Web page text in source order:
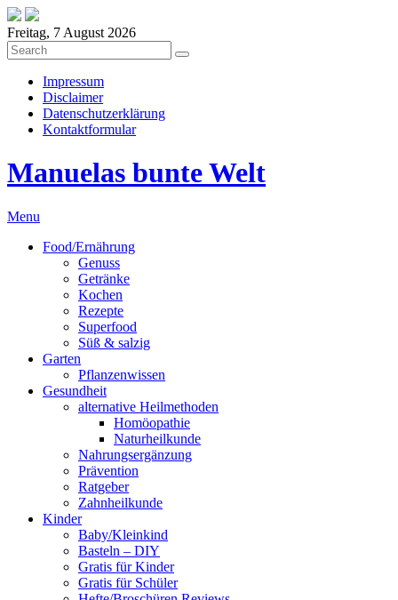
Freitag, 7 August 2026
Impressum
Disclaimer
Datenschutzerklärung
Kontaktformular
Manuelas bunte Welt
Menu
Food/Ernährung
Genuss
Getränke
Kochen
Rezepte
Superfood
Süß & salzig
Garten
Pflanzenwissen
Gesundheit
alternative Heilmethoden
Homöopathie
Naturheilkunde
Nahrungsergänzung
Prävention
Ratgeber
Zahnheilkunde
Kinder
Baby/Kleinkind
Basteln – DIY
Gratis für Kinder
Gratis für Schüler